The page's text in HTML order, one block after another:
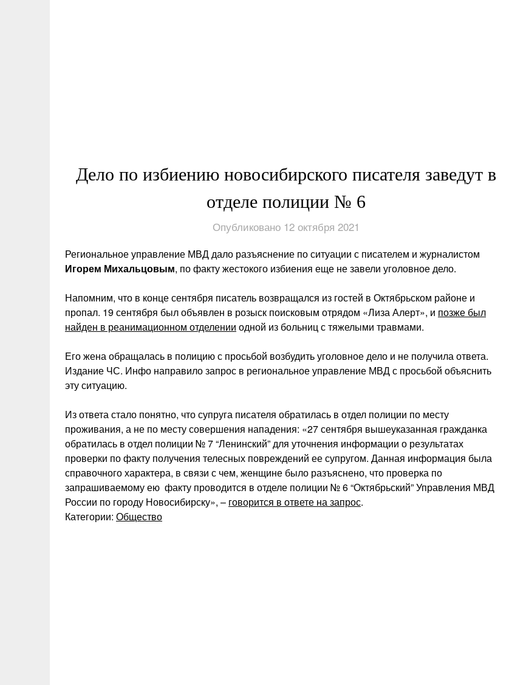
Дело по избиению новосибирского писателя заведут в
отделе полиции № 6
Опубликовано 12 октября 2021
Региональное управление МВД дало разъяснение по ситуации с писателем и журналистом
Игорем Михальцовым, по факту жестокого избиения еще не завели уголовное дело.
Напомним, что в конце сентября писатель возвращался из гостей в Октябрьском районе и
пропал. 19 сентября был объявлен в розыск поисковым отрядом «Лиза Алерт», и позже был
найден в реанимационном отделении одной из больниц с тяжелыми травмами.
Его жена обращалась в полицию с просьбой возбудить уголовное дело и не получила ответа.
Издание ЧС. Инфо направило запрос в региональное управление МВД с просьбой объяснить
эту ситуацию.
Из ответа стало понятно, что супруга писателя обратилась в отдел полиции по месту
проживания, а не по месту совершения нападения: «27 сентября вышеуказанная гражданка
обратилась в отдел полиции № 7 “Ленинский” для уточнения информации о результатах
проверки по факту получения телесных повреждений ее супругом. Данная информация была
справочного характера, в связи с чем, женщине было разъяснено, что проверка по
запрашиваемому ею факту проводится в отделе полиции № 6 “Октябрьский” Управления МВД
России по городу Новосибирску», – говорится в ответе на запрос.
Категории: Общество